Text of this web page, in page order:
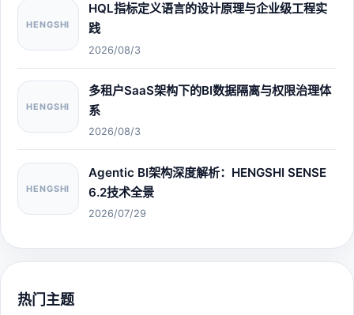
HENGSHI
HQL指标定义语言的设计原理与企业级工程实
践
2026/08/3
HENGSHI
多租户SaaS架构下的BI数据隔离与权限治理体
系
2026/08/3
HENGSHI
Agentic BI架构深度解析：HENGSHI SENSE
6.2技术全景
2026/07/29
热门主题